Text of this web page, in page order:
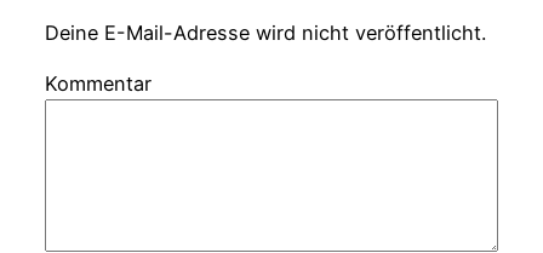
Deine E-Mail-Adresse wird nicht veröffentlicht.
Kommentar